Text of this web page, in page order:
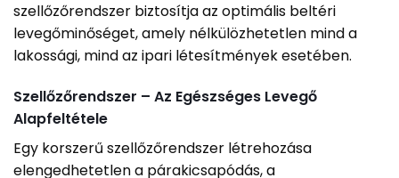
szellőzőrendszer biztosítja az optimális beltéri
levegőminőséget, amely nélkülözhetetlen mind a
lakossági, mind az ipari létesítmények esetében.
Szellőzőrendszer – Az Egészséges Levegő
Alapfeltétele
Egy korszerű szellőzőrendszer létrehozása
elengedhetetlen a párakicsapódás, a